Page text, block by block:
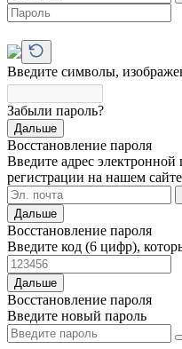
Введите символы,
Забыли пароль?
Дальше
Восстановление пароля
Введите адрес
регистрации на нашем сайте
Дальше
Восстановление пароля
Введите код (6 цифр),
Дальше
Восстановление пароля
Введите новый пароль